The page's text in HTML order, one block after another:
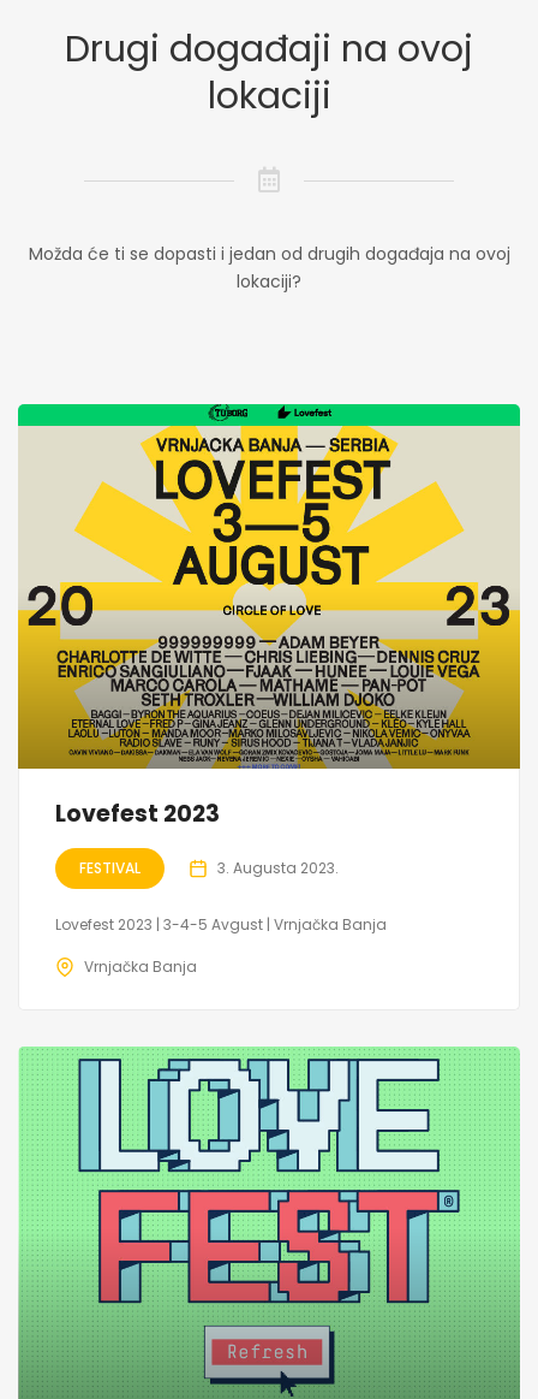
Drugi događaji na ovoj
lokaciji
Možda će ti se dopasti i jedan od drugih događaja na ovoj
lokaciji?
Lovefest 2023
FESTIVAL 3. Augusta 2023.
Lovefest 2023 | 3-4-5 Avgust | Vrnjačka Banja
Vrnjačka Banja